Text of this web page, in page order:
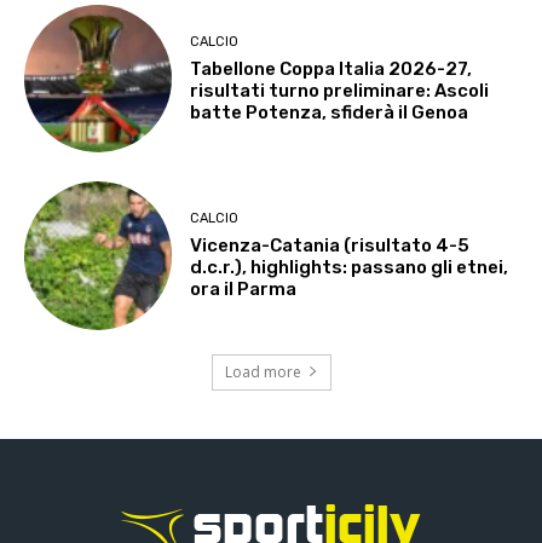
CALCIO
Tabellone Coppa Italia 2026-27,
risultati turno preliminare: Ascoli
batte Potenza, sfiderà il Genoa
CALCIO
Vicenza-Catania (risultato 4-5
d.c.r.), highlights: passano gli etnei,
ora il Parma
Load more